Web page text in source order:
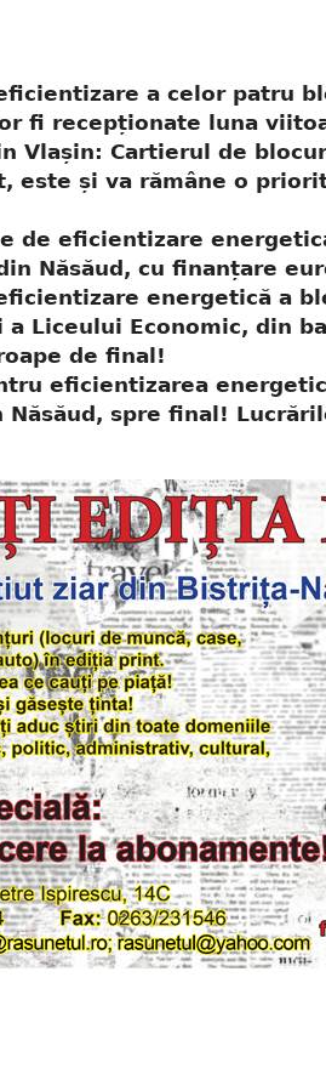
a celor patru
fi recepționate luna
Vlașin: Cartierul de
este și va rămâne o
de eficientizare
Năsăud, cu finanțare
energetică a
a Liceului Economic, din
de final!
eficientizarea
Năsăud, spre final!